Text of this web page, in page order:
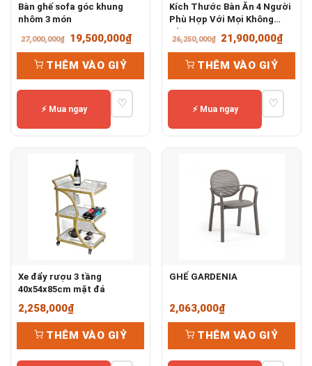
Bàn ghế sofa góc khung
nhôm 3 món
27,000,000₫
Giá
gốc
là:
27,000,000₫.
19,500,000₫Giá
hiện
19,500,000₫.
THÊM VÀO GIỶ
⚡ Mua ngay ♡
Kích Thước Bàn Ăn 4 Người
Phù Hợp Với Mọi Không
Gian
26,250,000₫
Giá
gốc
là:
26,250,000₫.
21,900,000₫Giá
hiện
THÊM VÀO GIỶ
⚡ Mua ngay ♡
Xe đẩy rượu 3 tầng
40x54x85cm mặt đá
2,258,000₫
THÊM VÀO GIỶ
GHẾ GARDENIA
2,063,000₫
THÊM VÀO GIỶ